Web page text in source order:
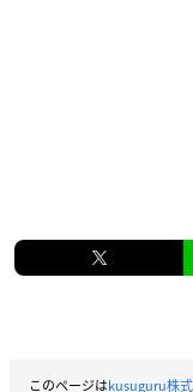
このページはkusuguru株